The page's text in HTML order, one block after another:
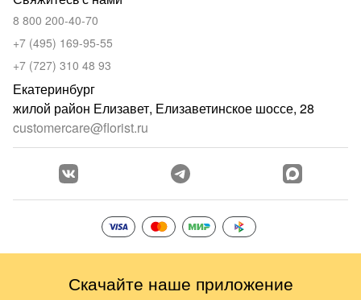
8 800 200-40-70
+7 (495) 169-95-55
+7 (727) 310 48 93
Екатеринбург
жилой район Елизавет, Елизаветинское шоссе, 28
customercare@florist.ru
Скачайте наше приложение